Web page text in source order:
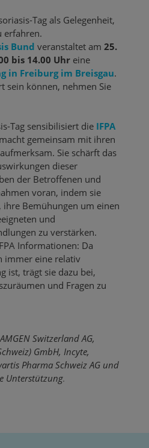
Tag als Gelegenheit,
erfahren.
Bund veranstaltet am 25.
bis 14.00 Uhr eine
in Freiburg im Breisgau.
sein können, nehmen Sie
Tag sensibilisiert die IFPA
gemeinsam mit ihren
Sie schärft das
dieser
der Betroffenen und
voran, indem sie
Bemühungen um einen
und
zu verstärken.
Informationen: Da
immer eine relativ
ist, trägt sie dazu bei,
und Fragen zu
Switzerland AG,
GmbH, Incyte,
Pharma Schweiz AG und
Unterstützung.